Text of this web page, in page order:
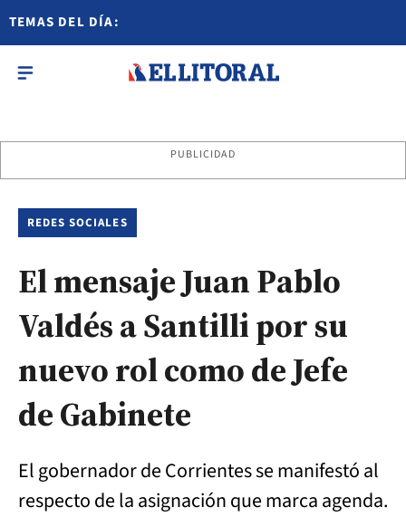
TEMAS DEL DÍA:
PUBLICIDAD
REDES SOCIALES
El mensaje Juan Pablo
Valdés a Santilli por su
nuevo rol como de Jefe
de Gabinete
El gobernador de Corrientes se manifestó al
respecto de la asignación que marca agenda.